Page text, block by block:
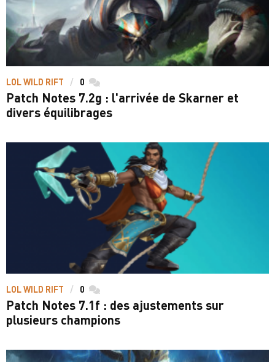
LOL WILD RIFT 0 commentaires
Patch Notes 7.2g : l'arrivée de Skarner et
divers équilibrages
LOL WILD RIFT 0 commentaires
Patch Notes 7.1f : des ajustements sur
plusieurs champions